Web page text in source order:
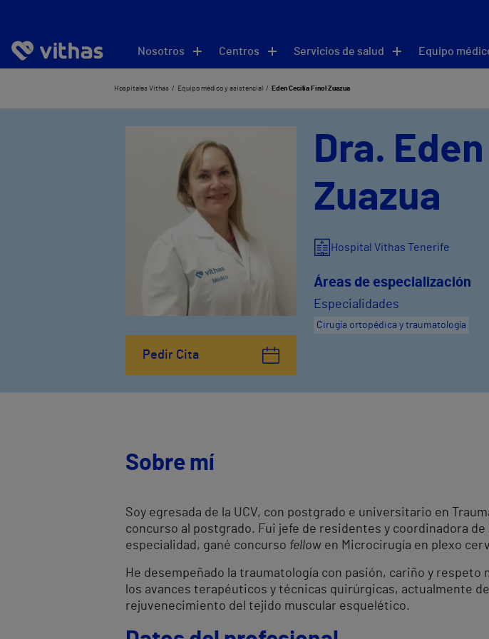
Nosotros Centros Servicios de salud Equipo
Hospitales Vithas Equipo médico y asistencial Eden Cecilia Finol Zuazua
Pedir Cita
Dra.
Zuazua
Hospital Vithas Tenerife
Áreas de especialización
Especialidades
Cirugía ortopédica y traumatología
Sobre mí
Soy egresada de la UCV, con postgrado e universitario en
concurso al postgrado. Fui jefe de residentes y coordinadora
especialidad, gané concurso fellow en Microcirugía en plexo
He desempeñado la traumatología con pasión, cariño y
los avances terapéuticos y técnicas quirúrgicas, actualmente
rejuvenecimiento del tejido muscular esquelético.